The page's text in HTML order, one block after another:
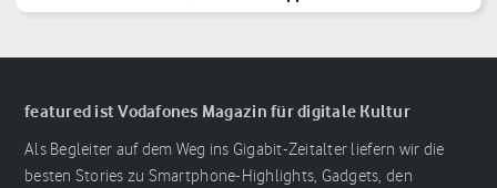
Überblick
featured ist Vodafones Magazin für digitale Kultur
Als Begleiter auf dem Weg ins Gigabit-Zeitalter liefern wir die
besten Stories zu Smartphone-Highlights, Gadgets, den